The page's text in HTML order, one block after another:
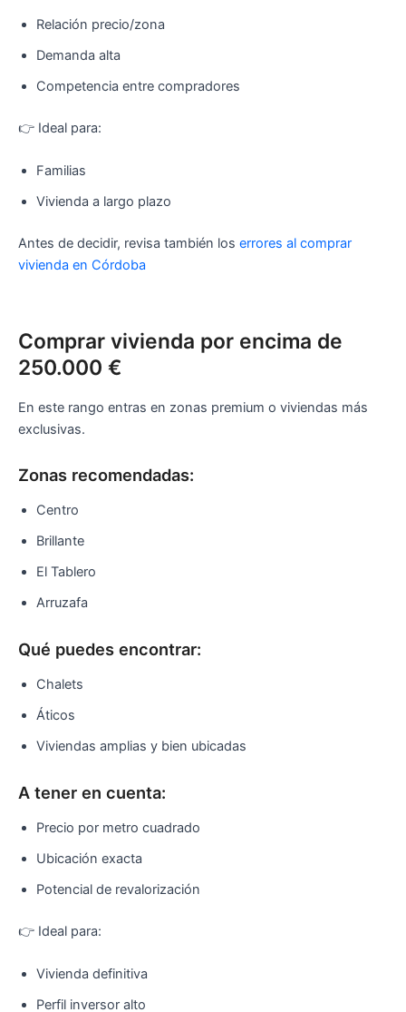
Relación precio/zona
Demanda alta
Competencia entre compradores
👉 Ideal para:
Familias
Vivienda a largo plazo
Antes de decidir, revisa también los errores al comprar
vivienda en Córdoba
Comprar vivienda por encima de
250.000 €
En este rango entras en zonas premium o viviendas más
exclusivas.
Zonas recomendadas:
Centro
Brillante
El Tablero
Arruzafa
Qué puedes encontrar:
Chalets
Áticos
Viviendas amplias y bien ubicadas
A tener en cuenta:
Precio por metro cuadrado
Ubicación exacta
Potencial de revalorización
👉 Ideal para:
Vivienda definitiva
Perfil inversor alto